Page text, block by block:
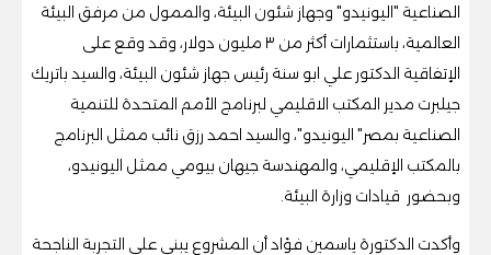
الصناعية "اليونيدو" وجهاز شئون البيئة، والممول من مرفق البيئة
العالمية، باستثمارات أكثر من ٣ مليون دولار، وقد وقع على
الإتفاقية الدكتور علي ابو سنة رئيس جهاز شئون البيئة، والسيد باتريك
جيلبرت مدير المكتب الاقليمي لبرنامج الأمم المتحدة للتنمية
الصناعية بمصر" اليونيدو"، والسيد احمد رزق نائب ممثل البرنامج
بالمكتب الإقليمي، والمهندسة جيهان بيومي ممثل اليونيدو،
وبحضور قيادات وزارة البيئة.
وأكدت الدكتورة ياسمين فؤاد أن المشروع يبني على التجربة الناجحة